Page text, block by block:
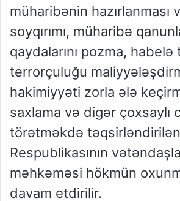
müharibənin hazırlanması
soyqırımı, müharibə
qaydalarını pozma,
terrorçuluğu
hakimiyyəti zorla ələ
saxlama və digər çoxsaylı
törətməkdə
Respublikasının
məhkəməsi hökmün
davam etdirilir.